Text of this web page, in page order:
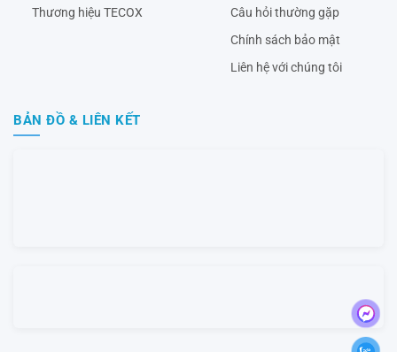
Thương hiệu TECOX
Câu hỏi thường gặp
Chính sách bảo mật
Liên hệ với chúng tôi
BẢN ĐỒ & LIÊN KẾT